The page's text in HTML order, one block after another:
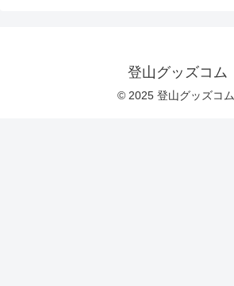
登山グッズコム
© 2025 登山グッズコム.